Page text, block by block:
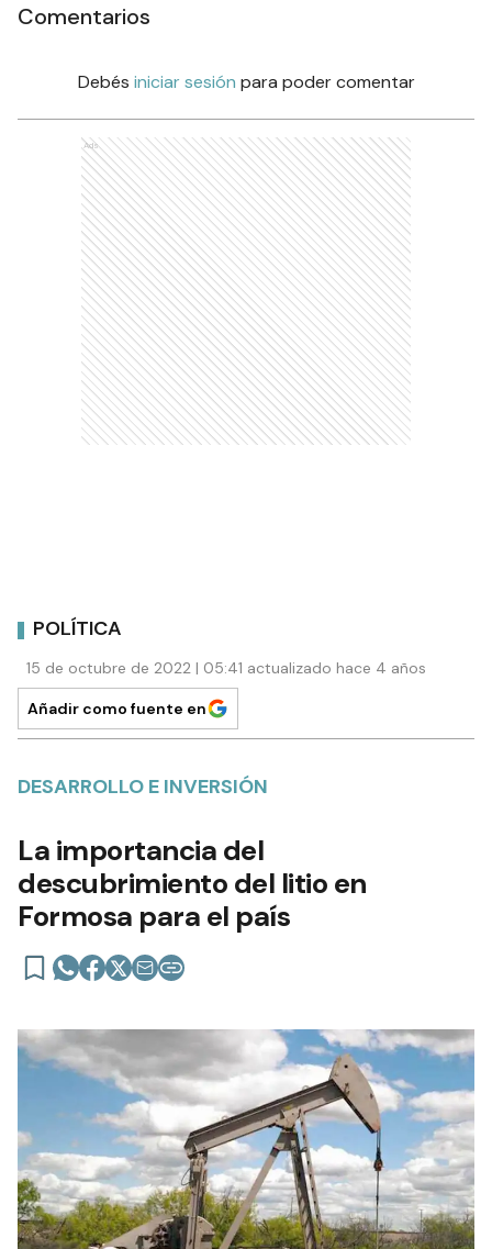
Comentarios
Debés iniciar sesión para poder comentar
Ads
POLÍTICA
15 de octubre de 2022 | 05:41 actualizado hace 4 años
Añadir como fuente en
DESARROLLO E INVERSIÓN
La importancia del
descubrimiento del litio en
Formosa para el país